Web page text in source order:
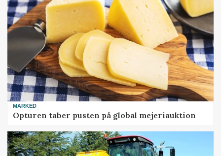
MARKED
Opturen taber pusten på global mejeriauktion